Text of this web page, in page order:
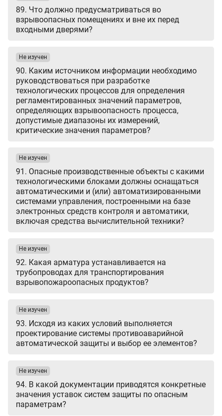
89. Что должно предусматриваться во
взрывоопасных помещениях и вне их перед
входными дверями?
90. Каким источником информации необходимо
руководствоваться при разработке
технологических процессов для определения
регламентированных значений параметров,
определяющих взрывоопасность процесса,
допустимые диапазоны их измерений,
критические значения параметров?
Не изучен
91. Опасные производственные объекты с какими
технологическими блоками должны оснащаться
автоматическими и (или) автоматизированными
системами управления, построенными на базе
электронных средств контроля и автоматики,
включая средства вычислительной техники?
Не изучен
92. Какая арматура устанавливается на
трубопроводах для транспортирования
взрывопожароопасных продуктов?
Не изучен
93. Исходя из каких условий выполняется
проектирование системы противоаварийной
автоматической защиты и выбор ее элементов?
Не изучен
94. В какой документации приводятся конкретные
значения уставок систем защиты по опасным
параметрам?
Не изучен